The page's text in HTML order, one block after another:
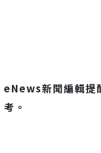
eNews新聞編輯提
考。